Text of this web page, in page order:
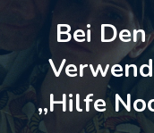
Bei
„Hilfe